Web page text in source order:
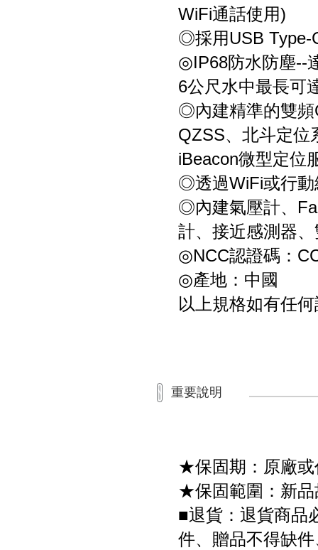
WiFi通話使用)
◎採用USB Type-
◎IP68防水防塵--
6公尺水中最長可
◎內建精準的雙頻
QZSS、北斗定位
iBeacon微型定位
◎透過WiFi或行動
◎內建氣壓計、
計、接近感測器
◎NCC認證碼：
◎產地：中國
以上規格如有任
重要說明
★保固期：原廠或
★保固範圍：新品
■退貨：退貨商品
件、贈品不得缺